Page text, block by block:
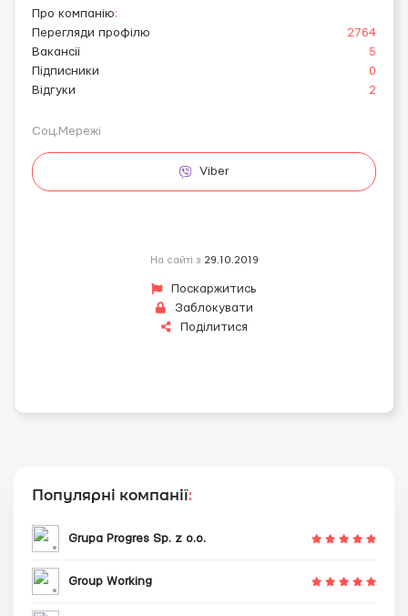
Про компанію:
Перегляди профілю
2764
Вакансії
5
Підписники
0
Відгуки
2
Соц.Мережі
Viber
На сайті з 29.10.2019
Поскаржитись
Заблокувати
Поділитися
Популярні компанії:
Grupa Progres Sp. z o.o.
Group Working